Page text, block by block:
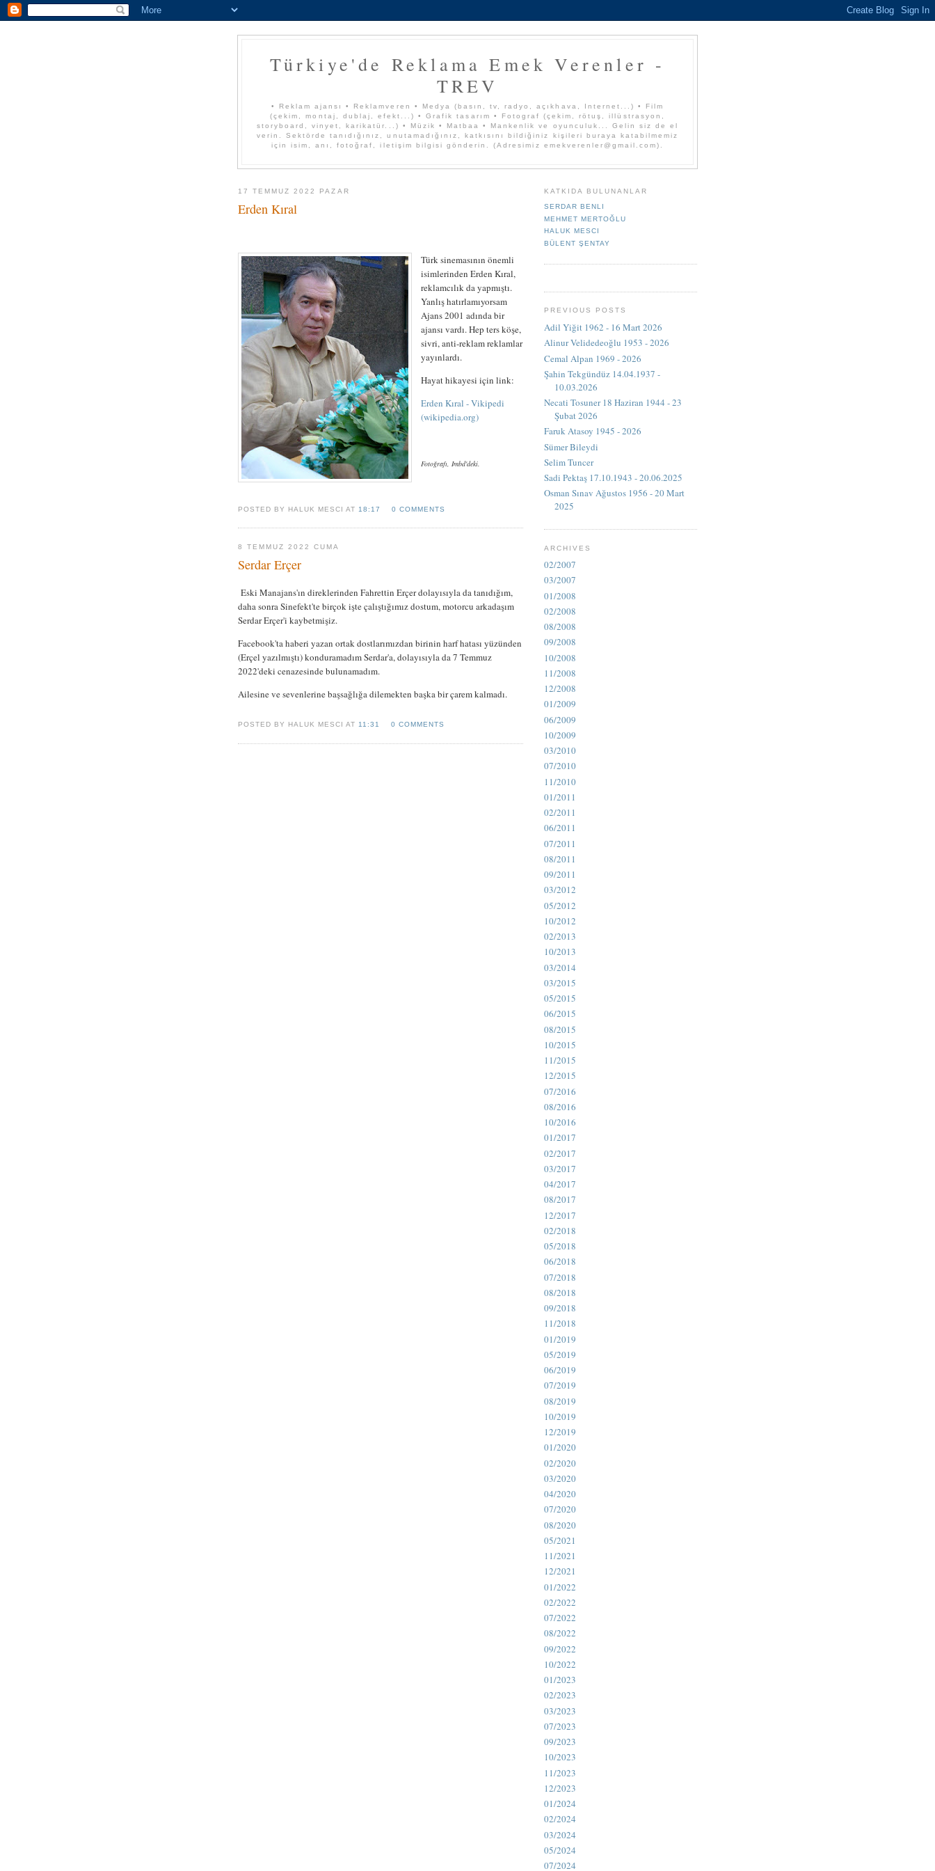
Türkiye'de Reklama Emek Verenler -
TREV
• Reklam ajansı • Reklamveren • Medya (basın, tv, radyo, açıkhava, Internet...) • Film
(çekim, montaj, dublaj, efekt...) • Grafik tasarım • Fotograf (çekim, rötuş, illüstrasyon,
storyboard, vinyet, karikatür...) • Müzik • Matbaa • Mankenlik ve oyunculuk... Gelin siz de el
verin. Sektörde tanıdığınız, unutamadığınız, katkısını bildiğiniz kişileri buraya katabilmemiz
için isim, anı, fotoğraf, iletişim bilgisi gönderin. (Adresimiz emekverenler@gmail.com).
17 TEMMUZ 2022 PAZAR
Erden Kıral
Türk sinemasının önemli
isimlerinden Erden Kıral,
reklamcılık da yapmıştı.
Yanlış hatırlamıyorsam
Ajans 2001 adında bir
ajansı vardı. Hep ters köşe,
sivri, anti-reklam reklamlar
yayınlardı.
Hayat hikayesi için link:
Erden Kıral - Vikipedi
(wikipedia.org)
Fotoğrafı, Imbd'deki.
POSTED BY HALUK MESCI AT 18:17 0 COMMENTS
8 TEMMUZ 2022 CUMA
Serdar Erçer
Eski Manajans'ın direklerinden Fahrettin Erçer dolayısıyla da tanıdığım,
daha sonra Sinefekt'te birçok işte çalıştığımız dostum, motorcu arkadaşım
Serdar Erçer'i kaybetmişiz.
Facebook'ta haberi yazan ortak dostlarımızdan birinin harf hatası yüzünden
(Erçel yazılmıştı) konduramadım Serdar'a, dolayısıyla da 7 Temmuz
2022'deki cenazesinde bulunamadım.
Ailesine ve sevenlerine başsağlığa dilemekten başka bir çarem kalmadı.
POSTED BY HALUK MESCI AT11:31 0 COMMENTS
KATKIDA BULUNANLAR
SERDAR BENLI
MEHMET MERTOĞLU
HALUK MESCI
BÜLENT ŞENTAY
PREVIOUS POSTS
Adil Yiğit 1962 - 16 Mart 2026
Alinur Velidedeoğlu 1953 - 2026
Cemal Alpan 1969 - 2026
Şahin Tekgündüz 14.04.1937 -
10.03.2026
Necati Tosuner 18 Haziran 1944 - 23
Şubat 2026
Faruk Atasoy 1945 - 2026
Sümer Bileydi
Selim Tuncer
Sadi Pektaş 17.10.1943 - 20.06.2025
Osman Sınav Ağustos 1956 - 20 Mart
2025
ARCHIVES
02/2007
03/2007
01/2008
02/2008
08/2008
09/2008
10/2008
11/2008
12/2008
01/2009
06/2009
10/2009
03/2010
07/2010
11/2010
01/2011
02/2011
06/2011
07/2011
08/2011
09/2011
03/2012
05/2012
10/2012
02/2013
10/2013
03/2014
03/2015
05/2015
06/2015
08/2015
10/2015
11/2015
12/2015
07/2016
08/2016
10/2016
01/2017
02/2017
03/2017
04/2017
08/2017
12/2017
02/2018
05/2018
06/2018
07/2018
08/2018
09/2018
11/2018
01/2019
05/2019
06/2019
07/2019
08/2019
10/2019
12/2019
01/2020
02/2020
03/2020
04/2020
07/2020
08/2020
05/2021
11/2021
12/2021
01/2022
02/2022
07/2022
08/2022
09/2022
10/2022
01/2023
02/2023
03/2023
07/2023
09/2023
10/2023
11/2023
12/2023
01/2024
02/2024
03/2024
05/2024
07/2024